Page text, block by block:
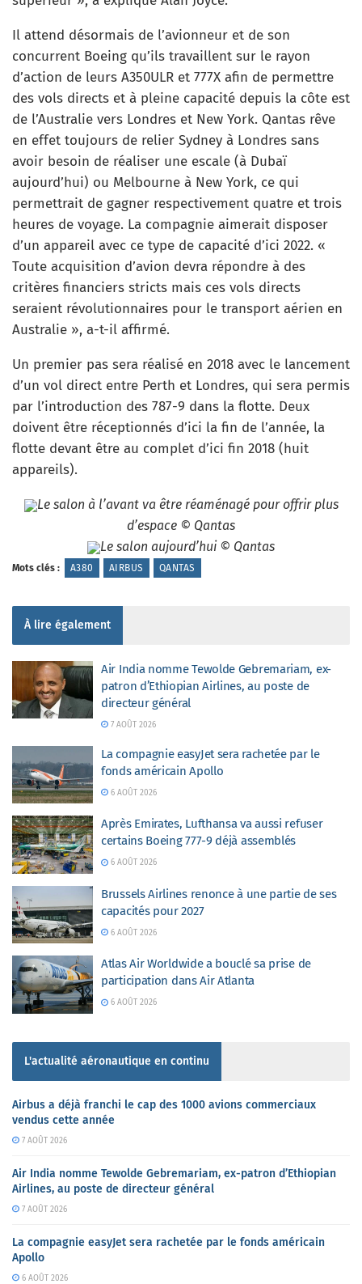
Il attend désormais de l’avionneur et de son
concurrent Boeing qu’ils travaillent sur le rayon
d’action de leurs A350ULR et 777X afin de permettre
des vols directs et à pleine capacité depuis la côte est
de l’Australie vers Londres et New York. Qantas rêve
en effet toujours de relier Sydney à Londres sans
avoir besoin de réaliser une escale (à Dubaï
aujourd’hui) ou Melbourne à New York, ce qui
permettrait de gagner respectivement quatre et trois
heures de voyage. La compagnie aimerait disposer
d’un appareil avec ce type de capacité d’ici 2022. «
Toute acquisition d’avion devra répondre à des
critères financiers stricts mais ces vols directs
seraient révolutionnaires pour le transport aérien en
Australie », a-t-il affirmé.
Un premier pas sera réalisé en 2018 avec le lancement
d’un vol direct entre Perth et Londres, qui sera permis
par l’introduction des 787-9 dans la flotte. Deux
doivent être réceptionnés d’ici la fin de l’année, la
flotte devant être au complet d’ici fin 2018 (huit
appareils).
Le salon à l’avant va être réaménagé pour offrir plus
d’espace © Qantas
Le salon aujourd’hui © Qantas
Mots clés : A380 AIRBUS QANTAS
À lire également
Air India nomme Tewolde Gebremariam, ex-
patron d’Ethiopian Airlines, au poste de
directeur général
7 AOÛT 2026
La compagnie easyJet sera rachetée par le
fonds américain Apollo
6 AOÛT 2026
Après Emirates, Lufthansa va aussi refuser
certains Boeing 777-9 déjà assemblés
6 AOÛT 2026
Brussels Airlines renonce à une partie de ses
capacités pour 2027
6 AOÛT 2026
Atlas Air Worldwide a bouclé sa prise de
participation dans Air Atlanta
6 AOÛT 2026
L'actualité aéronautique en continu
Airbus a déjà franchi le cap des 1000 avions commerciaux
vendus cette année
7 AOÛT 2026
Air India nomme Tewolde Gebremariam, ex-patron d’Ethiopian
Airlines, au poste de directeur général
7 AOÛT 2026
La compagnie easyJet sera rachetée par le fonds américain
Apollo
6 AOÛT 2026